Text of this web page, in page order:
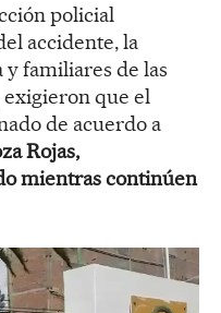
policial
accidente, la
familiares de las
que el
de acuerdo a
Rojas,
mientras continúen